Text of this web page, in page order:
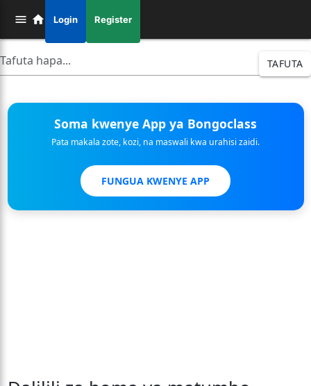
Login Register
TAFUTA
Soma kwenye App ya Bongoclass
Pata makala zote, kozi, na maswali kwa urahisi zaidi.
FUNGUA KWENYE APP